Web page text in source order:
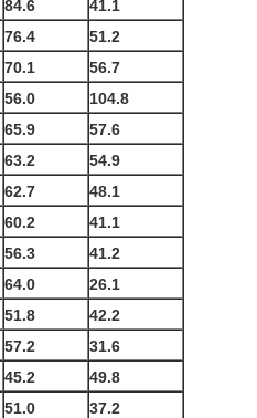
84.6
41.1
76.4
51.2
70.1
56.7
56.0
104.8
65.9
57.6
63.2
54.9
62.7
48.1
60.2
41.1
56.3
41.2
64.0
26.1
51.8
42.2
57.2
31.6
45.2
49.8
51.0
37.2